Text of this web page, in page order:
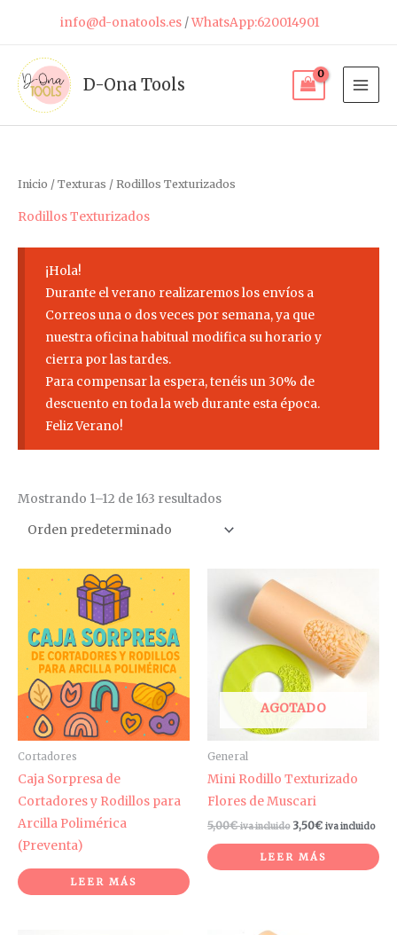
contenido
info@d-onatools.es/WhatsApp:620014901
D-Ona Tools
Inicio / Texturas / Rodillos Texturizados
Rodillos Texturizados
¡Hola!
Durante el verano realizaremos los envíos a
Correos una o dos veces por semana, ya que
nuestra oficina habitual modifica su horario y
cierra por las tardes.
Para compensar la espera, tenéis un 30% de
descuento en toda la web durante esta época.
Feliz Verano!
Mostrando 1–12 de 163 resultados
Cortadores
Caja Sorpresa de
Cortadores y Rodillos para
Arcilla Polimérica
(Preventa)
LEER MÁS
AGOTADO
General
Mini Rodillo Texturizado
Flores de Muscari
5,00€ iva incluido 3,50€ iva incluido
LEER MÁS